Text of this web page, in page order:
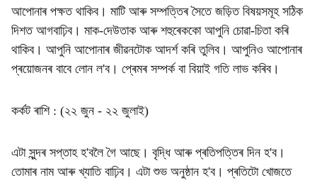
আপোনাৰ পক্ষত থাকিব। মাটি আৰু সম্পত্তিৰ সৈতে জড়িত বিষয়সমূহ সঠিক
দিশত আগবাঢ়িব। মাক-দেউতাক আৰু শহুৰেককো আপুনি চোৱা-চিতা কৰি
থাকিব। আপুনি আপোনাৰ জীৱনটোক আদৰ্শ কৰি তুলিব। আপুনিও আপোনাৰ
প্ৰয়োজনৰ বাবে লোন ল'ব। প্ৰেমৰ সম্পৰ্ক বা বিয়াই গতি লাভ কৰিব।
কৰ্কট ৰাশি : (২২ জুন - ২২ জুলাই)
এটা সুন্দৰ সপ্তাহ হ'বলৈ গৈ আছে। বৃদ্ধি আৰু প্ৰতিপত্তিৰ দিন হ'ব।
তোমাৰ নাম আৰু খ্যাতি বাঢ়িব। এটা শুভ অনুষ্ঠান হ'ব। প্ৰতিটো খোজতে